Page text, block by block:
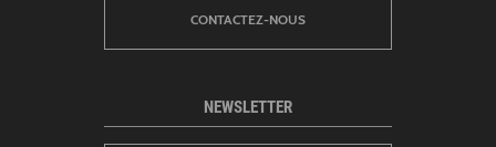
CONTACTEZ-NOUS
NEWSLETTER